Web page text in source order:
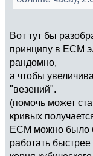
Вот тут бы
принципу в ECM
рандомно,
а чтобы
"везений".
(помочь может
кривых
ECM можно было
работать